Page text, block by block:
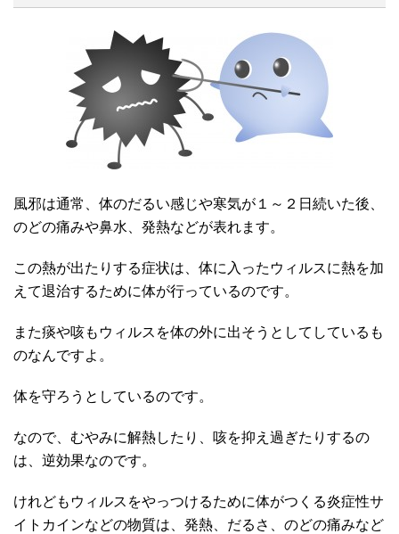
風邪は通常、体のだるい感じや寒気が１～２日続いた後、
のどの痛みや鼻水、発熱などが表れます。
この熱が出たりする症状は、体に入ったウィルスに熱を加
えて退治するために体が行っているのです。
また痰や咳もウィルスを体の外に出そうとしてしているも
のなんですよ。
体を守ろうとしているのです。
なので、むやみに解熱したり、咳を抑え過ぎたりするの
は、逆効果なのです。
けれどもウィルスをやっつけるために体がつくる炎症性サ
イトカインなどの物質は、発熱、だるさ、のどの痛みなど